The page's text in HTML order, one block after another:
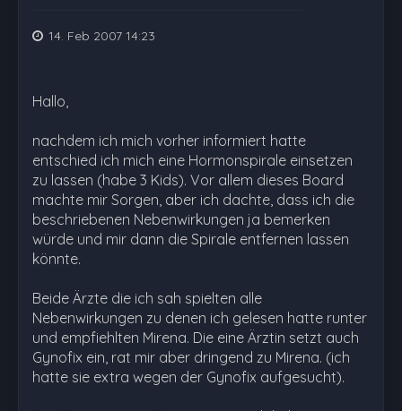
14. Feb 2007 14:23
Hallo,
nachdem ich mich vorher informiert hatte
entschied ich mich eine Hormonspirale einsetzen
zu lassen (habe 3 Kids). Vor allem dieses Board
machte mir Sorgen, aber ich dachte, dass ich die
beschriebenen Nebenwirkungen ja bemerken
würde und mir dann die Spirale entfernen lassen
könnte.
Beide Ärzte die ich sah spielten alle
Nebenwirkungen zu denen ich gelesen hatte runter
und empfiehlten Mirena. Die eine Ärztin setzt auch
Gynofix ein, rat mir aber dringend zu Mirena. (ich
hatte sie extra wegen der Gynofix aufgesucht).